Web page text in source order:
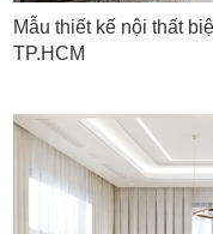
Mẫu thiết kế nội thất
TP.HCM